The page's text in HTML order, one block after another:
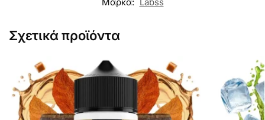
Σχετικά προϊόντα